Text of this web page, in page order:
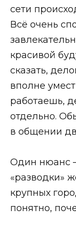
сети
Всё очень
красивой
сказать,
вполне
работаешь,
отдельно.
в общении
Один нюанс
«разводки»
крупных
понятно,